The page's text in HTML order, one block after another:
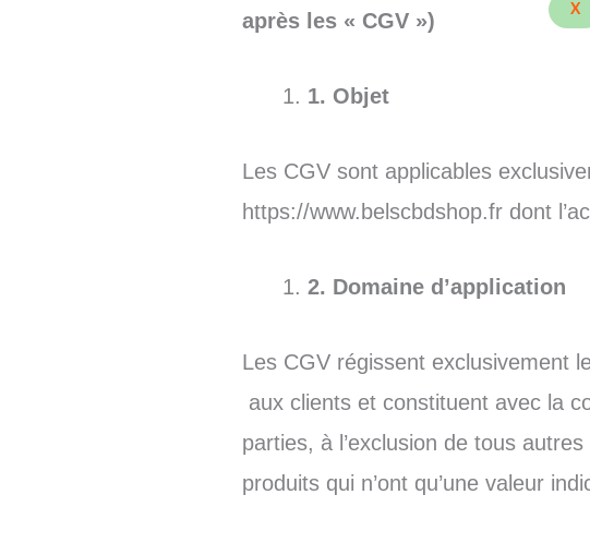
X
après les « CGV »)
1. Objet
Les CGV sont applicables
https://www.belscbdshop.fr dont
2. Domaine d’application
Les CGV régissent exclusivement
aux clients et constituent avec la
parties, à l’exclusion de tous
produits qui n’ont qu’une valeur